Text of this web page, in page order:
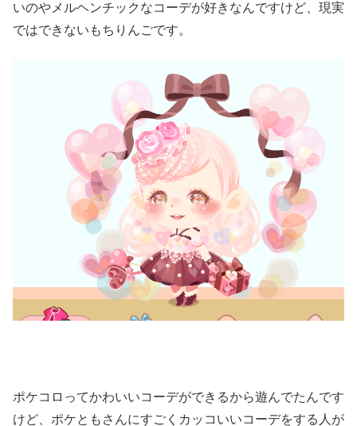
いのやメルヘンチックなコーデが好きなんですけど、現実
ではできないもちりんごです。
ポケコロってかわいいコーデができるから遊んでたんです
けど、ポケともさんにすごくカッコいいコーデをする人が